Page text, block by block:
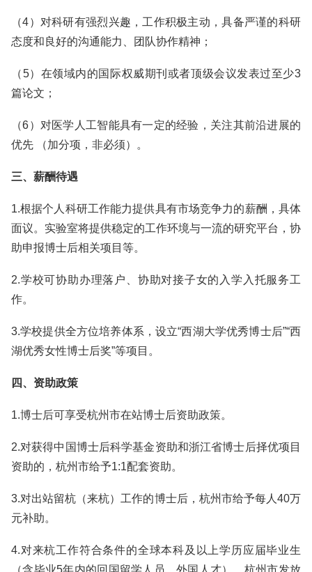
（4）对科研有强烈兴趣，工作积极主动，具备严谨的科研
态度和良好的沟通能力、团队协作精神；
（5）在领域内的国际权威期刊或者顶级会议发表过至少3
篇论文；
（6）对医学人工智能具有一定的经验，关注其前沿进展的
优先 （加分项，非必须）。
三、薪酬待遇
1.根据个人科研工作能力提供具有市场竞争力的薪酬，具体
面议。实验室将提供稳定的工作环境与一流的研究平台，协
助申报博士后相关项目等。
2.学校可协助办理落户、协助对接子女的入学入托服务工
作。
3.学校提供全方位培养体系，设立“西湖大学优秀博士后”“西
湖优秀女性博士后奖”等项目。
四、资助政策
1.博士后可享受杭州市在站博士后资助政策。
2.对获得中国博士后科学基金资助和浙江省博士后择优项目
资助的，杭州市给予1:1配套资助。
3.对出站留杭（来杭）工作的博士后，杭州市给予每人40万
元补助。
4.对来杭工作符合条件的全球本科及以上学历应届毕业生
（含毕业5年内的回国留学人员、外国人才），杭州市发放